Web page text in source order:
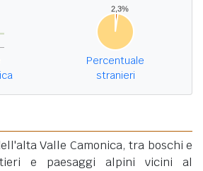
Percentuale
stranieri
Valle Camonica, tra boschi e
e paesaggi alpini vicini al